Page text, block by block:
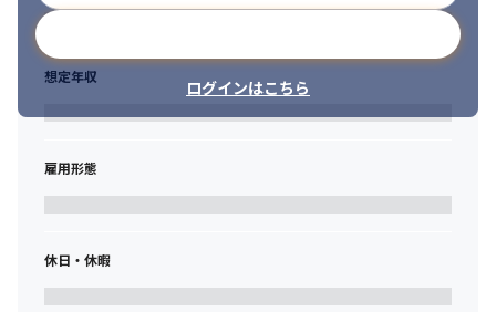
・会社として用意している研修のほかに、支店別での独自研修が
あります
■ この仕事の面白み、魅力
・等級制度を取り入れスキルを見える化しているため、着実に成
・希望に沿った業務を任せてもらえる環境があるため、興味のあ
る業務に携われます
・大手の取引先が多いため、規模の大きな案件に携われます
ログインはこちら
想定年収
雇用形態
休日・休暇